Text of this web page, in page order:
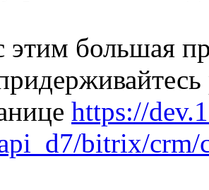
этим большая
https://
bitrix/crm/